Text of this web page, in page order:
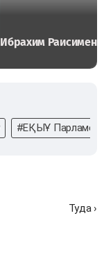
Раисимен
#ЕҚЫҰ
Туда ›